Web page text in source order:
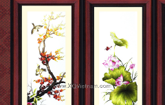
Cúc - Đông Trúc